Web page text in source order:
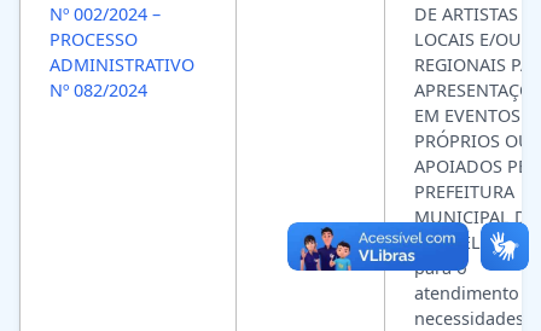
Nº 002/2024 –
PROCESSO
ADMINISTRATIVO
Nº 082/2024
DE ARTISTAS
LOCAIS E/OU
REGIONAIS
EM EVENTOS
PRÓPRIOS OU
APOIADOS
PREFEITURA
MUNICIPAL DE
SÃO FÉLIX – BA,
para o
atendimento
necessidades